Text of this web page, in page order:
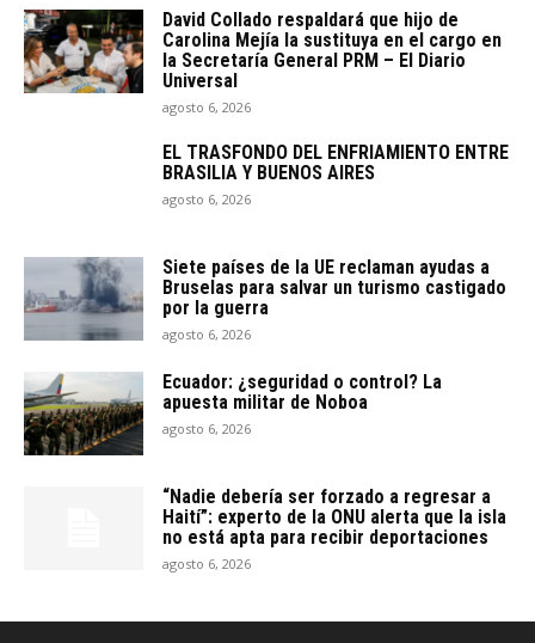
David Collado respaldará que hijo de
Carolina Mejía la sustituya en el cargo en
la Secretaría General PRM – El Diario
Universal
agosto 6, 2026
EL TRASFONDO DEL ENFRIAMIENTO ENTRE
BRASILIA Y BUENOS AIRES
agosto 6, 2026
Siete países de la UE reclaman ayudas a
Bruselas para salvar un turismo castigado
por la guerra
agosto 6, 2026
Ecuador: ¿seguridad o control? La
apuesta militar de Noboa
agosto 6, 2026
“Nadie debería ser forzado a regresar a
Haití”: experto de la ONU alerta que la isla
no está apta para recibir deportaciones
agosto 6, 2026